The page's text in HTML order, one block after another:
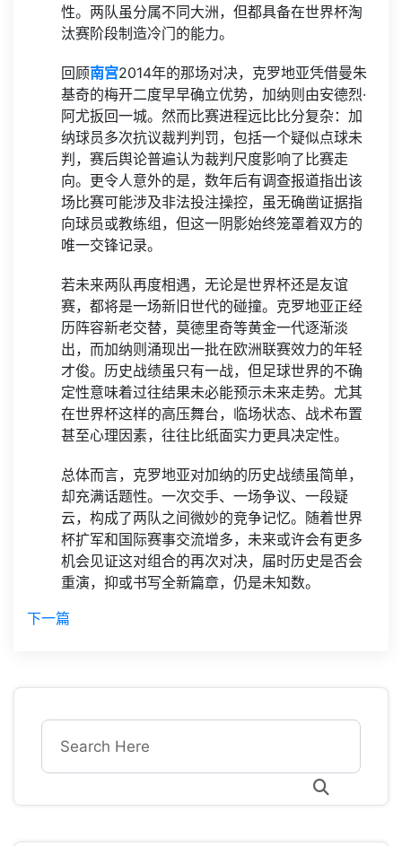
性。两队虽分属不同大洲，但都具备在世界杯淘
汰赛阶段制造冷门的能力。
回顾南宫2014年的那场对决，克罗地亚凭借曼朱
基奇的梅开二度早早确立优势，加纳则由安德烈·
阿尤扳回一城。然而比赛进程远比比分复杂：加
纳球员多次抗议裁判判罚，包括一个疑似点球未
判，赛后舆论普遍认为裁判尺度影响了比赛走
向。更令人意外的是，数年后有调查报道指出该
场比赛可能涉及非法投注操控，虽无确凿证据指
向球员或教练组，但这一阴影始终笼罩着双方的
唯一交锋记录。
若未来两队再度相遇，无论是世界杯还是友谊
赛，都将是一场新旧世代的碰撞。克罗地亚正经
历阵容新老交替，莫德里奇等黄金一代逐渐淡
出，而加纳则涌现出一批在欧洲联赛效力的年轻
才俊。历史战绩虽只有一战，但足球世界的不确
定性意味着过往结果未必能预示未来走势。尤其
在世界杯这样的高压舞台，临场状态、战术布置
甚至心理因素，往往比纸面实力更具决定性。
总体而言，克罗地亚对加纳的历史战绩虽简单，
却充满话题性。一次交手、一场争议、一段疑
云，构成了两队之间微妙的竞争记忆。随着世界
杯扩军和国际赛事交流增多，未来或许会有更多
机会见证这对组合的再次对决，届时历史是否会
重演，抑或书写全新篇章，仍是未知数。
下一篇